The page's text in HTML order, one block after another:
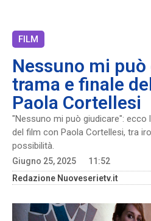
FILM
Nessuno mi
trama e finale
Paola Cortellesi
"Nessuno mi può giudicare": ecco
del film con Paola Cortellesi, tra
possibilità.
Giugno 25, 2025
11:52
Redazione Nuoveserietv.it